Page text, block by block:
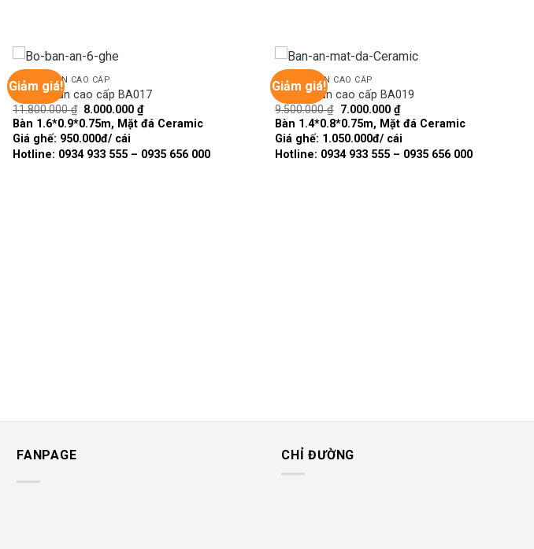
Giảm giá!
BÀN GHẾ ĂN CAO CẤP
Bàn ghế ăn cao cấp BA017
11.800.000₫ Giá
gốc
là:
11.800.000 ₫.
8.000.000₫Giá
hiện
tại
8.000.000 ₫.
Bàn 1.6*0.9*0.75m, Mặt đá Ceramic
Giá ghế: 950.000đ/ cái
Hotline: 0934 933 555 – 0935 656 000
Giảm giá!
BÀN GHẾ ĂN CAO CẤP
Bàn ghế ăn cao cấp BA019
9.500.000₫ Giá
gốc
là:
9.500.000 ₫.
7.000.000 ₫Giá
hiện
tại
là:
7.000.000 ₫.
Bàn 1.4*0.8*0.75m, Mặt đá Ceramic
Giá ghế: 1.050.000đ/ cái
Hotline: 0934 933 555 – 0935 656 000
FANPAGE CHỈ ĐƯỜNG